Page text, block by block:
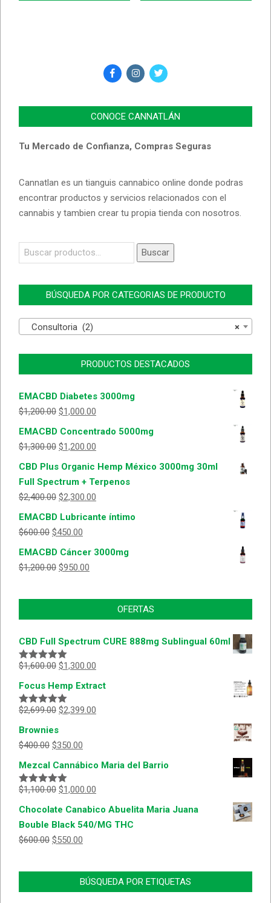
CONOCE CANNATLÁN
Tu Mercado de Confianza, Compras Seguras
Cannatlan es un tianguis cannabico online donde podras
encontrar productos y servicios relacionados con el
cannabis y tambien crear tu propia tienda con nosotros.
Buscar
por:
Buscar
BÚSQUEDA POR CATEGORIAS DE PRODUCTO
×
Consultoria (2)
PRODUCTOS DESTACADOS
EMACBD Diabetes 3000mg
$1,200.00 $1,000.00
EMACBD Concentrado 5000mg
$1,300.00 $1,200.00
CBD Plus Organic Hemp México 3000mg 30ml
Full Spectrum + Terpenos
$2,400.00 $2,300.00
EMACBD Lubricante íntimo
$600.00 $450.00
EMACBD Cáncer 3000mg
$1,200.00 $950.00
OFERTAS
CBD Full Spectrum CURE 888mg Sublingual 60ml
Valorado
5
$1,600.00 $1,300.00
Focus Hemp Extract
Valorado
5
$2,699.00 $2,399.00
Brownies
$400.00 $350.00
Mezcal Cannábico Maria del Barrio
Valorado
5
$1,100.00 $1,000.00
Chocolate Canabico Abuelita Maria Juana
Bouble Black 540/MG THC
$600.00 $550.00
BÚSQUEDA POR ETIQUETAS